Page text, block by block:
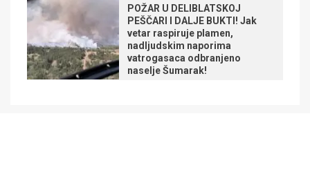
POŽAR U DELIBLATSKOJ
PEŠČARI I DALJE BUKTI! Jak
vetar raspiruje plamen,
nadljudskim naporima
vatrogasaca odbranjeno
naselje Šumarak!